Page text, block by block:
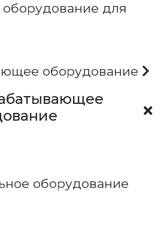
для
оборудование
оборудование